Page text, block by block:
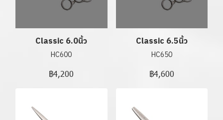
Classic 6.0นิ้ว
HC600
฿4,200
Classic 6.5นิ้ว
HC650
฿4,600